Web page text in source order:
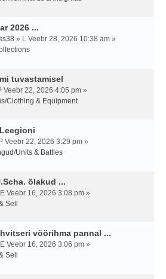
2026 ...
» L Veebr 28, 2026 10:38 am »
tuvastamisel
Veebr 22, 2026 4:05 pm »
Clothing & Equipment
Veebr 22, 2026 3:29 pm »
Units & Battles
õlakud ...
Veebr 16, 2026 3:08 pm »
Sell
vöörihma pannal ...
Veebr 16, 2026 3:06 pm »
Sell